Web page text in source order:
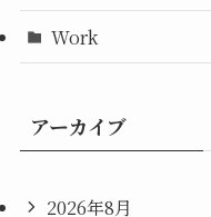
Work
アーカイブ
2026年8月